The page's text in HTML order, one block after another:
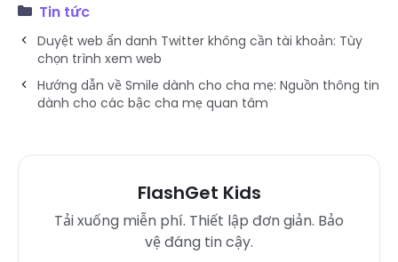
Tin tức
Duyệt web ẩn danh Twitter không cần tài khoản: Tùy
chọn trình xem web
Hướng dẫn về Smile dành cho cha mẹ: Nguồn thông tin
dành cho các bậc cha mẹ quan tâm
FlashGet Kids
Tải xuống miễn phí. Thiết lập đơn giản. Bảo
vệ đáng tin cậy.